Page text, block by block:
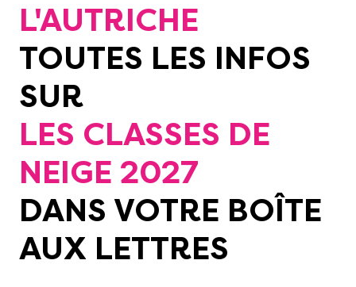
L'AUTRICHE
TOUTES LES INFOS
SUR
LES CLASSES DE
NEIGE 2027
DANS VOTRE BOÎTE
AUX LETTRES